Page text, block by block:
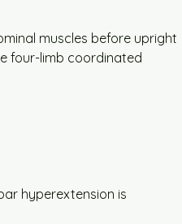
muscles before upright
four-limb coordinated
hyperextension is